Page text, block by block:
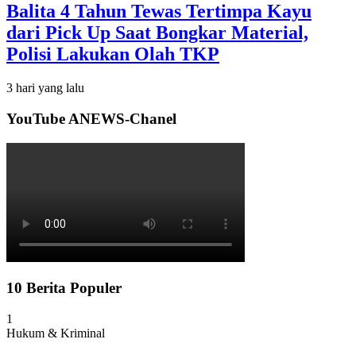
Balita 4 Tahun Tewas Tertimpa Kayu
dari Pick Up Saat Bongkar Material,
Polisi Lakukan Olah TKP
3 hari yang lalu
YouTube ANEWS-Chanel
10 Berita Populer
1
Hukum & Kriminal